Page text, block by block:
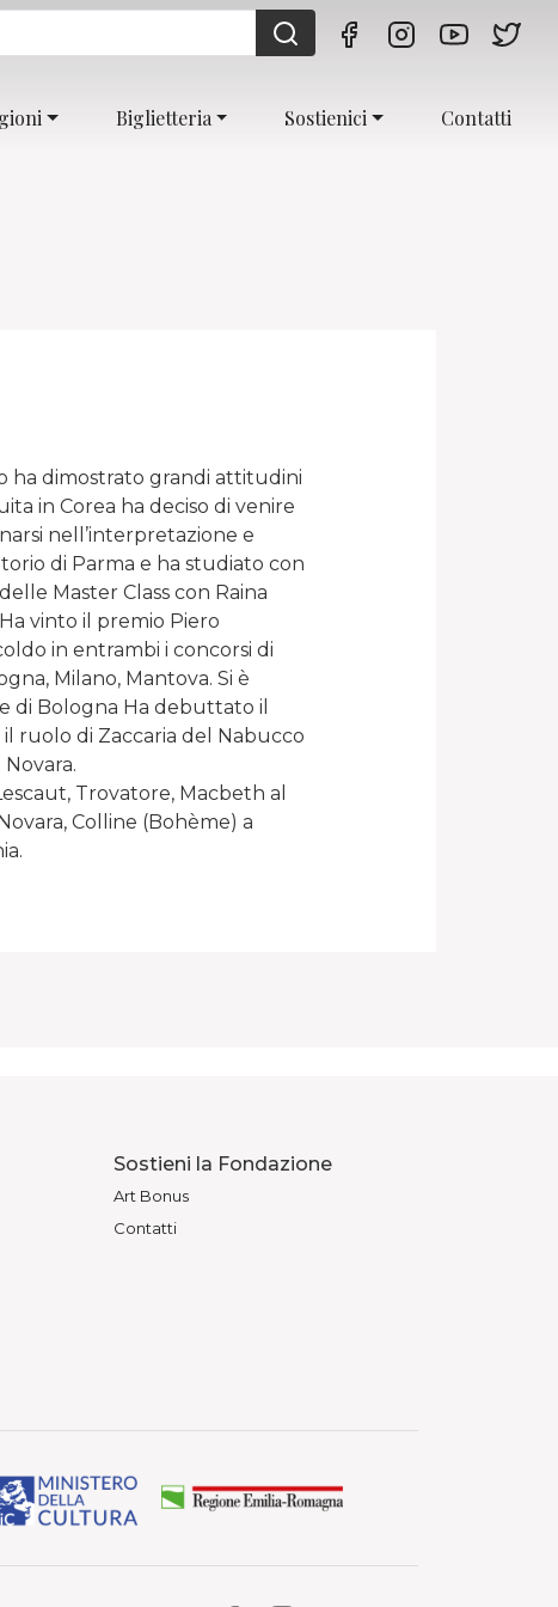
Biglietteria Sostienici Contatti
ha dimostrato grandi attitudini
in Corea ha deciso di venire
nell’interpretazione e
di Parma e ha studiato con
Master Class con Raina
vinto il premio Piero
in entrambi i concorsi di
Milano, Mantova. Si è
di Bologna Ha debuttato il
ruolo di Zaccaria del Nabucco
Trovatore, Macbeth al
Colline (Bohème) a
Sostieni la Fondazione
Art Bonus
Contatti